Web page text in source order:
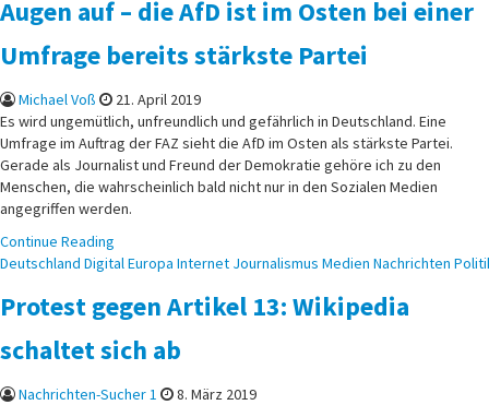
Augen auf – die AfD ist im Osten bei einer
Umfrage bereits stärkste Partei
Michael Voß
21. April 2019
Es wird ungemütlich, unfreundlich und gefährlich in Deutschland. Eine
Umfrage im Auftrag der FAZ sieht die AfD im Osten als stärkste Partei.
Gerade als Journalist und Freund der Demokratie gehöre ich zu den
Menschen, die wahrscheinlich bald nicht nur in den Sozialen Medien
angegriffen werden.
Continue Reading
Posted
Deutschland DigitalEuropa Internet Journalismus Medien Nachrichten
Protest gegen Artikel 13: Wikipedia
schaltet sich ab
Nachrichten-Sucher 1
8. März 2019